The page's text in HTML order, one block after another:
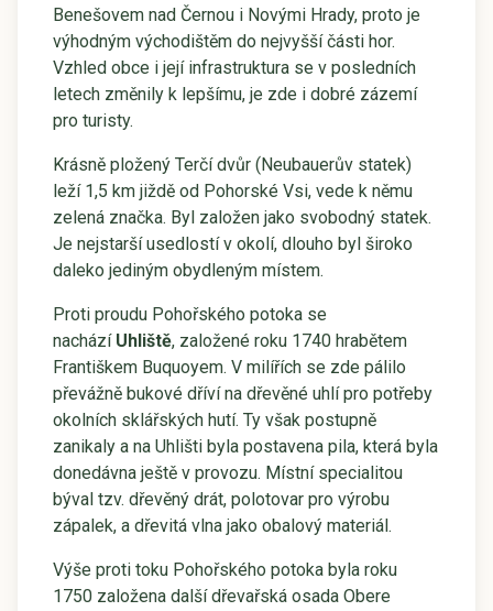
Benešovem nad Černou i Novými Hrady, proto je
výhodným východištěm do nejvyšší části hor.
Vzhled obce i její infrastruktura se v posledních
letech změnily k lepšímu, je zde i dobré zázemí
pro turisty.
Krásně pložený Terčí dvůr (Neubauerův statek)
leží 1,5 km jiždě od Pohorské Vsi, vede k němu
zelená značka. Byl založen jako svobodný statek.
Je nejstarší usedlostí v okolí, dlouho byl široko
daleko jediným obydleným místem.
Proti proudu Pohořského potoka se
nachází Uhliště, založené roku 1740 hrabětem
Františkem Buquoyem. V milířích se zde pálilo
převážně bukové dříví na dřevěné uhlí pro potřeby
okolních sklářských hutí. Ty však postupně
zanikaly a na Uhlišti byla postavena pila, která byla
donedávna ještě v provozu. Místní specialitou
býval tzv. dřevěný drát, polotovar pro výrobu
zápalek, a dřevitá vlna jako obalový materiál.
Výše proti toku Pohořského potoka byla roku
1750 založena další dřevařská osada Obere